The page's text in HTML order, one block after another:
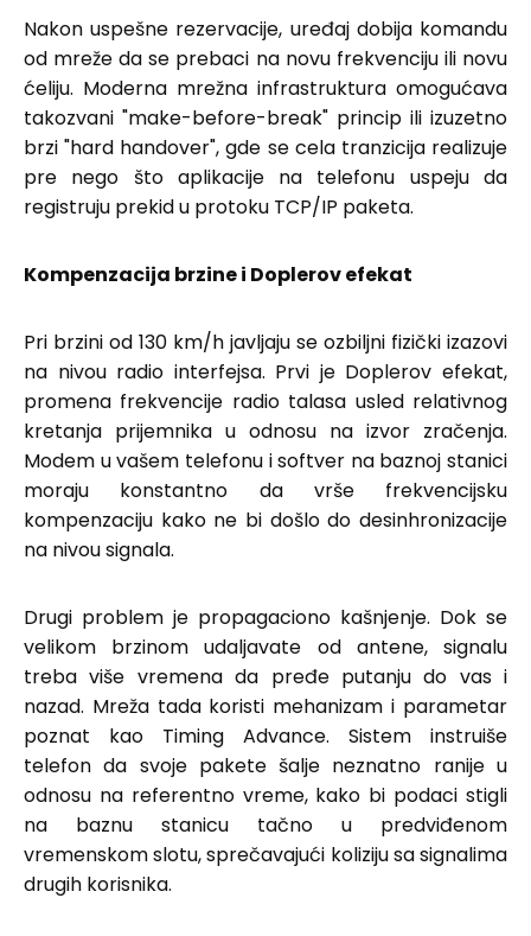
Nakon uspešne rezervacije, uređaj dobija komandu
od mreže da se prebaci na novu frekvenciju ili novu
ćeliju. Moderna mrežna infrastruktura omogućava
takozvani "make-before-break" princip ili izuzetno
brzi "hard handover", gde se cela tranzicija realizuje
pre nego što aplikacije na telefonu uspeju da
registruju prekid u protoku TCP/IP paketa.
Kompenzacija brzine i Doplerov efekat
Pri brzini od 130 km/h javljaju se ozbiljni fizički izazovi
na nivou radio interfejsa. Prvi je Doplerov efekat,
promena frekvencije radio talasa usled relativnog
kretanja prijemnika u odnosu na izvor zračenja.
Modem u vašem telefonu i softver na baznoj stanici
moraju konstantno da vrše frekvencijsku
kompenzaciju kako ne bi došlo do desinhronizacije
na nivou signala.
Drugi problem je propagaciono kašnjenje. Dok se
velikom brzinom udaljavate od antene, signalu
treba više vremena da pređe putanju do vas i
nazad. Mreža tada koristi mehanizam i parametar
poznat kao Timing Advance. Sistem instruiše
telefon da svoje pakete šalje neznatno ranije u
odnosu na referentno vreme, kako bi podaci stigli
na baznu stanicu tačno u predviđenom
vremenskom slotu, sprečavajući koliziju sa signalima
drugih korisnika.